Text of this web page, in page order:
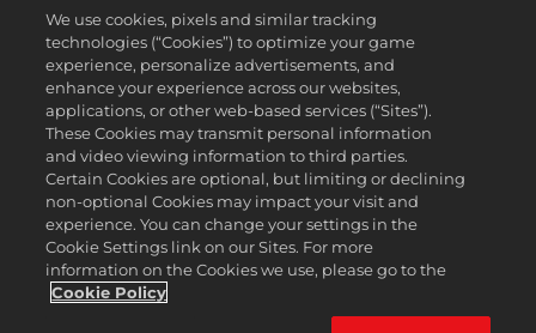
Juridisk
Personvernerklæring
Retningslinjer for bruk av informasjonskapsler
Hjelp
Ikke selg eller del mine personlige opplysningere
Order Lookup & Refunds
2K Ad Partners
©2016-2026 Take-Two Interactive Software Inc. 2K, Firaxis Games,
Civilization, and their respective logos are trademarks of Take-Two
Interactive Software, Inc. All rights reserved.
Norsk
We use cookies, pixels and similar tracking
technologies (“Cookies”) to optimize your game
experience, personalize advertisements, and
enhance your experience across our websites,
applications, or other web-based services (“Sites”).
These Cookies may transmit personal information
and video viewing information to third parties.
Certain Cookies are optional, but limiting or declining
non-optional Cookies may impact your visit and
experience. You can change your settings in the
Cookie Settings link on our Sites. For more
information on the Cookies we use, please go to the
Cookie Policy